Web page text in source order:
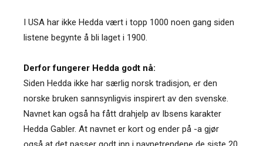
I USA har ikke Hedda vært i topp 1000 noen gang siden
listene begynte å bli laget i 1900.
Derfor fungerer Hedda godt nå:
Siden Hedda ikke har særlig norsk tradisjon, er den
norske bruken sannsynligvis inspirert av den svenske.
Navnet kan også ha fått drahjelp av Ibsens karakter
Hedda Gabler. At navnet er kort og ender på -a gjør